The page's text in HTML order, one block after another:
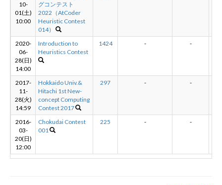
10-
01(土)
10:00
グコンテスト
2022（AtCoder
Heuristic Contest
014）
2020-
06-
28(日)
14:00
Introduction to
Heuristics Contest
1424 - -
2017-
11-
28(火)
14:59
Hokkaido Univ.&
Hitachi 1st New-
concept Computing
Contest 2017
297 - -
2016-
03-
20(日)
12:00
Chokudai Contest
001
225 - -